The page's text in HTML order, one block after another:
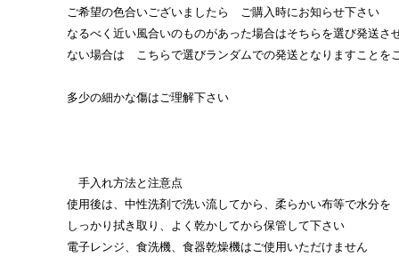
ご希望の色合いございましたら ご購入時にお知らせ下さい
なるべく近い風合いのものがあった場合はそちらを選び発送さ
ない場合は こちらで選びランダムでの発送となりますことを
多少の細かな傷はご理解下さい
手入れ方法と注意点
使用後は、中性洗剤で洗い流してから、柔らかい布等で水分を
しっかり拭き取り、よく乾かしてから保管して下さい
電子レンジ、食洗機、食器乾燥機はご使用いただけません